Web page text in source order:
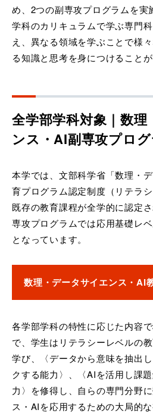
め、2つの副専攻プログラムを実
学科のカリキュラムで学ぶ専門
え、異なる領域を学ぶことで様
る知識と思考を身につけることが
全学部学科対象｜数
ンス・AI副専攻プロ
本学では、文部科学省「数理・
育プログラム認定制度（リテラ
既存の教育課程が全学的に認定
専攻プログラムでは応用基礎レ
となっています。
数理・データサイエンス・AI
各学部学科の特性に応じた内容
で、学生はリテラシーレベルの
学び、〈データから意味を抽出
クする能力〉、〈AIを活用し課
力〉を修得し、自らの専門分野
ス・AIを応用するための大局的